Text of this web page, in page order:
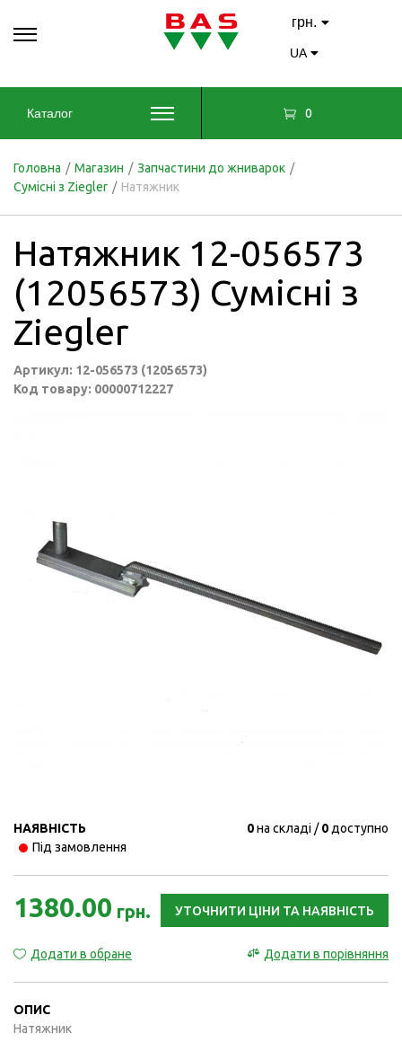
грн.
UA
Каталог 0
Головна / Магазин / Запчастини до жниварок /
Сумісні з Ziegler / Натяжник
Натяжник 12-056573
(12056573) Сумісні з
Ziegler
Артикул: 12-056573 (12056573)
Код товару: 00000712227
НАЯВНІСТЬ
Під замовлення
0на складі 0 доступно
1380.00 грн. УТОЧНИТИ ЦІНИ ТА НАЯВНІСТЬ
Додати в обране Додати в порівняння
ОПИС
Натяжник